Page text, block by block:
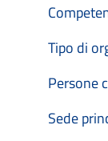
Tipo di
Persone
Sede